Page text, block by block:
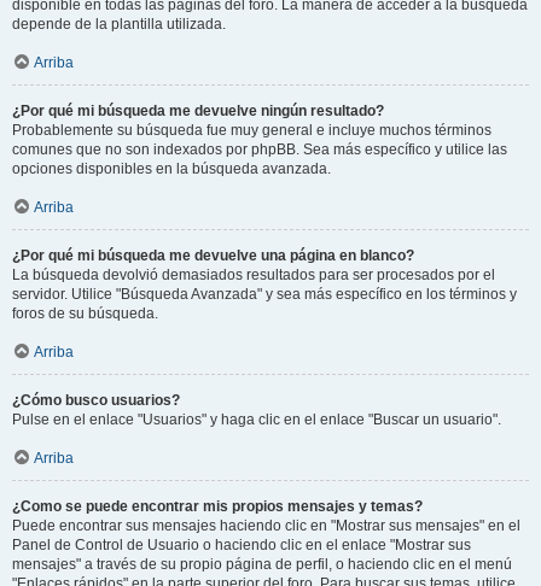
disponible en todas las páginas del foro. La manera de acceder a la búsqueda
depende de la plantilla utilizada.
Arriba
¿Por qué mi búsqueda me devuelve ningún resultado?
Probablemente su búsqueda fue muy general e incluye muchos términos
comunes que no son indexados por phpBB. Sea más específico y utilice las
opciones disponibles en la búsqueda avanzada.
Arriba
¿Por qué mi búsqueda me devuelve una página en blanco?
La búsqueda devolvió demasiados resultados para ser procesados por el
servidor. Utilice "Búsqueda Avanzada" y sea más específico en los términos y
foros de su búsqueda.
Arriba
¿Cómo busco usuarios?
Pulse en el enlace "Usuarios" y haga clic en el enlace "Buscar un usuario".
Arriba
¿Como se puede encontrar mis propios mensajes y temas?
Puede encontrar sus mensajes haciendo clic en "Mostrar sus mensajes" en el
Panel de Control de Usuario o haciendo clic en el enlace "Mostrar sus
mensajes" a través de su propio página de perfil, o haciendo clic en el menú